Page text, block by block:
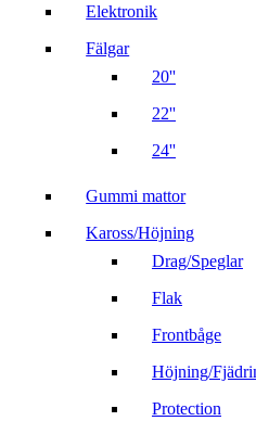
Elektronik
Fälgar
20''
22''
24''
Gummi mattor
Kaross/Höjning
Drag/Speglar
Flak
Frontbåge
Höjning/
Protection